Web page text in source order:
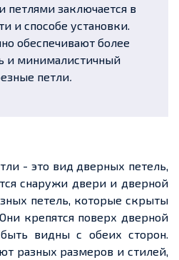
заключается в
и способе установки.
обеспечивают более
и минималистичный
петли
- это вид дверных петель,
снаружи двери и дверной
петель, которые скрыты
крепятся поверх дверной
видны с обеих сторон.
разных размеров и стилей,